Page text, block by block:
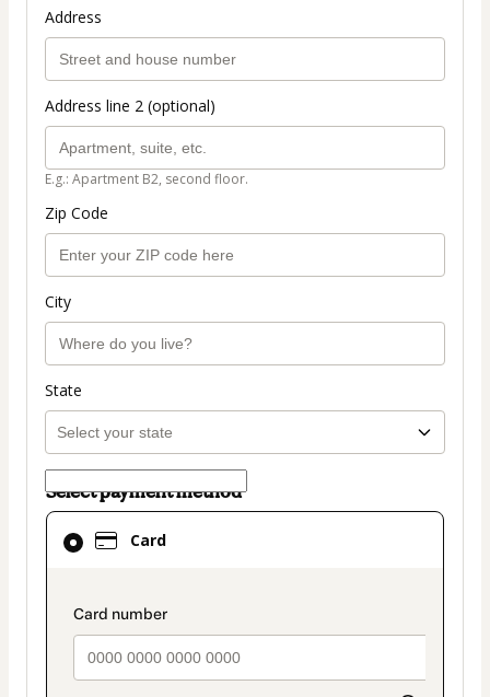
Address
Address line 2 (optional)
E.g.: Apartment B2, second floor.
Zip Code
City
State
Select payment method
Card
payment_data.section_title_v2
Card
selected
method